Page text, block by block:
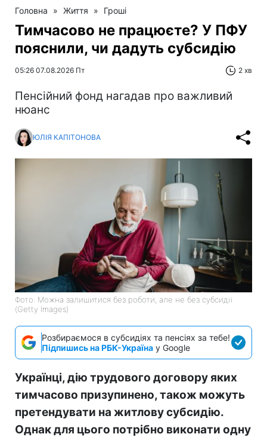
Головна » Життя » Гроші
Тимчасово не працюєте? У ПФУ
пояснили, чи дадуть субсидію
05:26 07.08.2026 Пт 2 хв
Пенсійний фонд нагадав про важливий
нюанс
ЮЛІЯ КАПІТОНОВА
Фото: Можна залишитися без роботи, але не без субсидії
(Getty Images)
Розбираємося в субсидіях та пенсіях за тебе!
Підпишись на РБК-Україна у Google
Українці, дію трудового договору яких
тимчасово призупинено, також можуть
претендувати на житлову субсидію.
Однак для цього потрібно виконати одну